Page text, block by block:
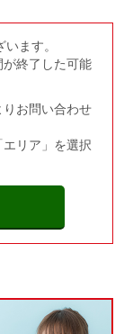
ます。
終了した可能
お問い合わせ
リア」を選択